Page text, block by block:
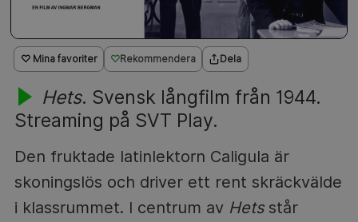
♡ Mina favoriter Rekommendera Dela
Hets. Svensk långfilm från 1944.
Streaming på SVT Play.
Den fruktade latinlektorn Caligula är
skoningslös och driver ett rent skräckvälde
i klassrummet. I centrum av Hetsstår